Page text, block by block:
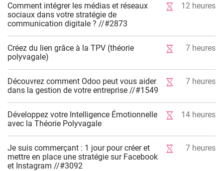
Comment intégrer les médias et réseaux
sociaux dans votre stratégie de
communication digitale ? //#2873
12 heures
Créez du lien grâce à la TPV (théorie
polyvagale)
7 heures
Découvrez comment Odoo peut vous aider
dans la gestion de votre entreprise //#1549
7 heures
Développez votre Intelligence Émotionnelle
avec la Théorie Polyvagale
14 heures
Je suis commerçant : 1 jour pour créer et
mettre en place une stratégie sur Facebook
et Instagram //#3092
7 heures